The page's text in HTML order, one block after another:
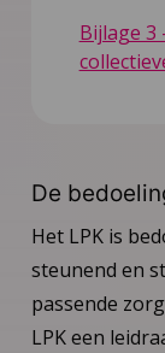
Bijlage 3
De
Het LPK is
steunend en
passende
LPK een